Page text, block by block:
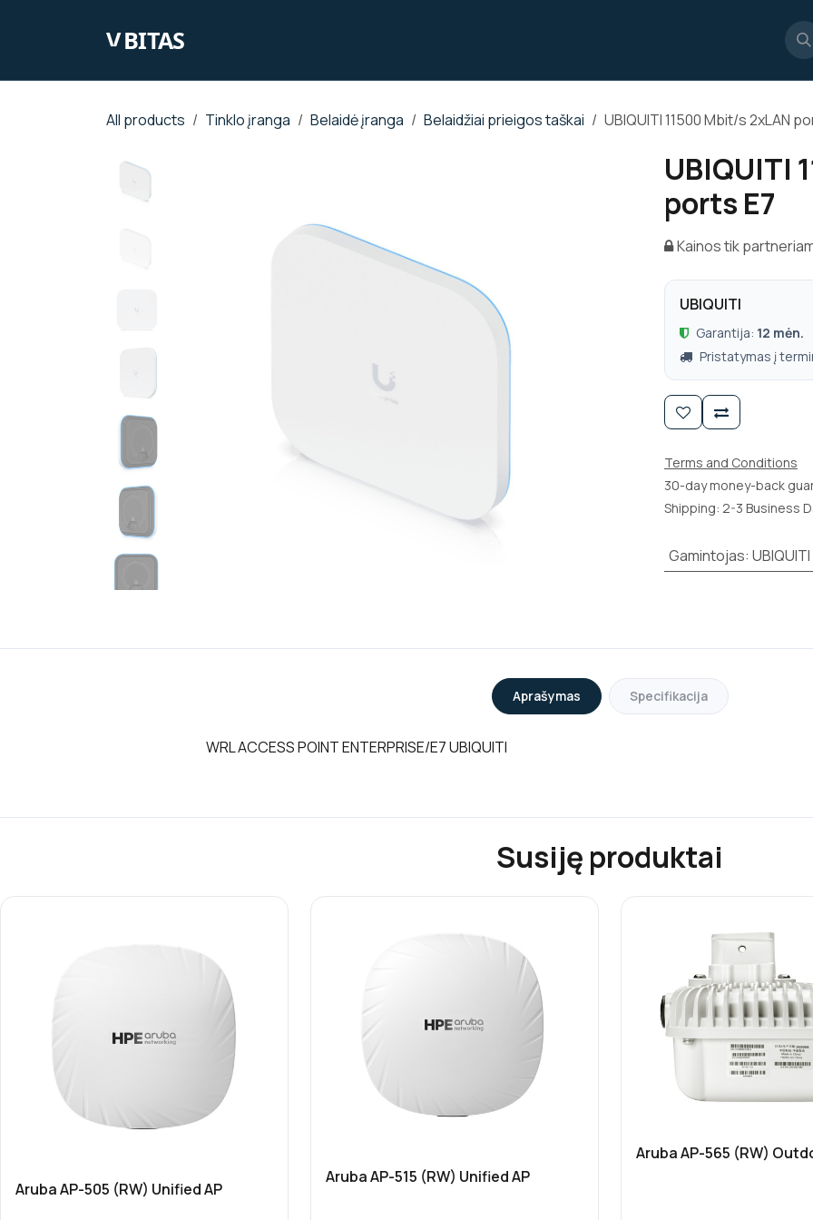
All products Tinklo įranga Belaidė įranga Belaidžiai prieigos taškai UBIQUITI 11500 Mbit/s 2xLAN
UBIQUITI
ports E7
Kainos tik
UBIQUITI
Garantija: 12 mėn.
Pristatymas į
Terms and Conditions
30-day money-back
Shipping: 2-3 Business
Gamintojas: UBIQUITI
Aprašymas Specifikacija
WRL ACCESS POINT ENTERPRISE/E7 UBIQUITI
Susiję produktai
Aruba AP-505 (RW) Unified AP
Aruba AP-515 (RW) Unified AP
Aruba AP-565 (RW)